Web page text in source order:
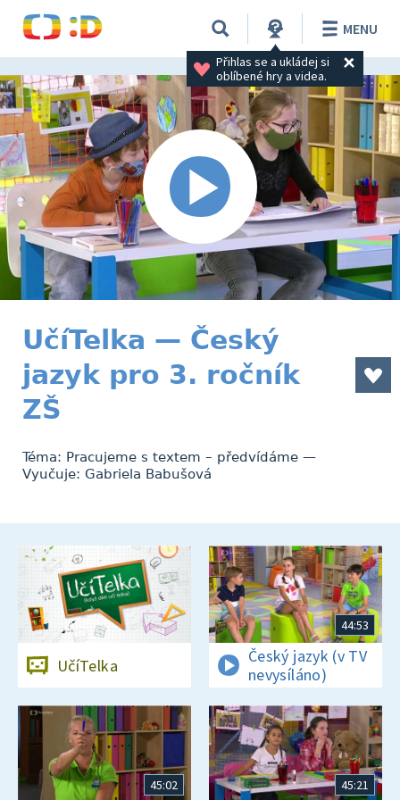
Přihlas se a ukládej si
oblíbené hry a videa.
MENU
UčíTelka — Český
jazyk pro 3. ročník
ZŠ
Téma: Pracujeme s textem – předvídáme —
Vyučuje: Gabriela Babušová
UčíTelka
44:53
Český jazyk (v TV
nevysíláno)
45:02 45:21